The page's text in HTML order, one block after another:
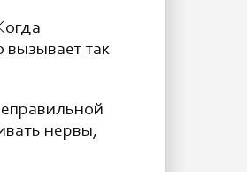
так
нервы,